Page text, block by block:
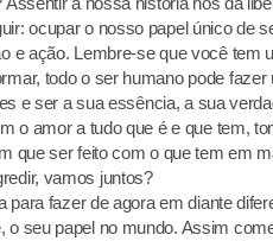
ocupar o nosso papel único de
e ação. Lembre-se que você
todo o ser humano pode
e ser a sua essência, a sua
o amor a tudo que é e que tem,
que ser feito com o que tem em
vamos juntos?
para fazer de agora em diante
o seu papel no mundo. Assim